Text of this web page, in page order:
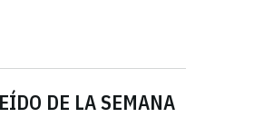
DE LA SEMANA